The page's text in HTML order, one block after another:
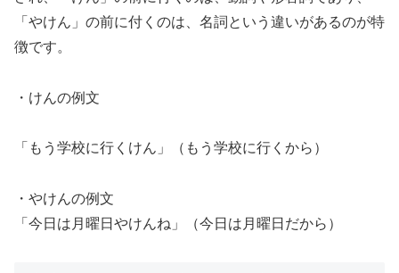
「やけん」の前に付くのは、名詞という違いがあるのが特
徴です。
・けんの例文
「もう学校に行くけん」（もう学校に行くから）
・やけんの例文
「今日は月曜日やけんね」（今日は月曜日だから）